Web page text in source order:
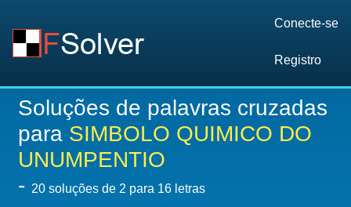
Conecte-se
Registro
Soluções de palavras cruzadas
para SIMBOLO QUIMICO DO
UNUMPENTIO
- 20 soluções de 2 para 16 letras